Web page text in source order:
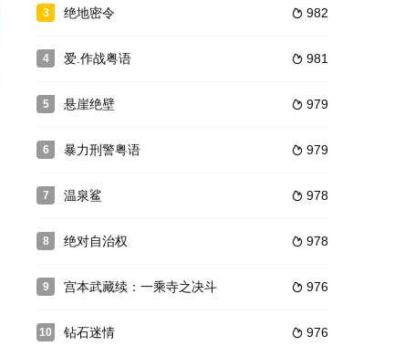
。这个被囚禁的人是拥有好几个孩子的父亲，孩子们多少都对父亲的处
误解。遭到驱赶和攻击。青蛇负伤逃离，遇到小鬼，两人结伴而行。青
一个跌落铁轨的男子，他们二人遭到电车
和凯撒这几个敢死队的铁哥们正享受大战之后的难得惬意可是好景不长
饰）在自己设计的旧金山摩天大楼竣工之际，希望抛开工作，开始
3  982
绝地密令
4  981
爱.作战粤语
5  979
悬崖绝壁
6  979
暴力刑警粤语
7  978
温泉鲨
8  978
绝对自治权
9  976
宫本武藏续：一乘寺之决斗
10  976
钻石迷情